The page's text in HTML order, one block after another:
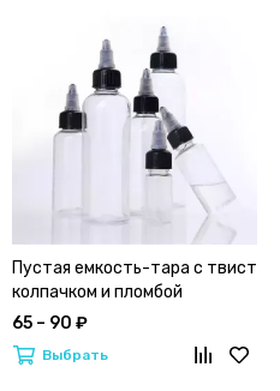
Пустая емкость-тара с твист
колпачком и пломбой
65 – 90 ₽
Выбрать